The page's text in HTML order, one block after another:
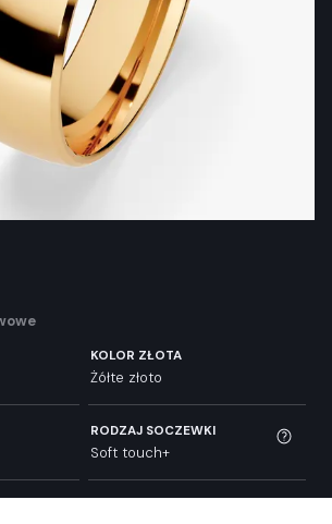
KOLOR ZŁOTA
Żółte złoto
RODZAJ SOCZEWKI
Soft touch+